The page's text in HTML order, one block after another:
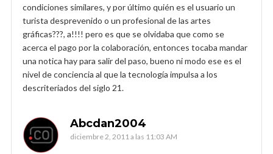
condiciones similares, y por último quién es el usuario un
turista desprevenido o un profesional de las artes
gráficas???, a!!!! pero es que se olvidaba que como se
acerca el pago por la colaboración, entonces tocaba mandar
una notica hay para salir del paso, bueno ni modo ese es el
nivel de conciencia al que la tecnología impulsa a los
descriteriados del siglo 21.
Abcdan2004
diciembre 2, 2011 a las 11:03 AM